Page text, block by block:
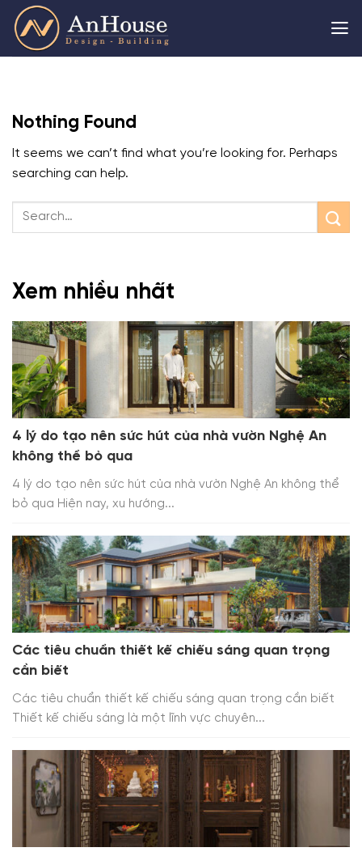
Skip
content
Nothing Found
It seems we can’t find what you’re looking for. Perhaps
searching can help.
Xem nhiều nhất
4 lý do tạo nên sức hút của nhà vườn Nghệ An
không thể bỏ qua
4 lý do tạo nên sức hút của nhà vườn Nghệ An không thể
bỏ qua Hiện nay, xu hướng...
Các tiêu chuẩn thiết kế chiếu sáng quan trọng
cần biết
Các tiêu chuẩn thiết kế chiếu sáng quan trọng cần biết
Thiết kế chiếu sáng là một lĩnh vực chuyên...